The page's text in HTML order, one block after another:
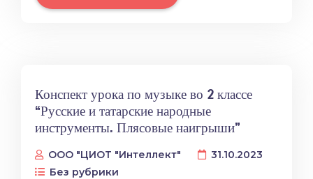
Конспект урока по музыке во 2 классе
“Русские и татарские народные
инструменты. Плясовые наигрыши”
ООО "ЦИОТ "Интеллект"
31.10.2023
Без рубрики